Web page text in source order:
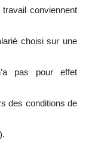
conviennent
choisi sur une
pas pour effet
des conditions de